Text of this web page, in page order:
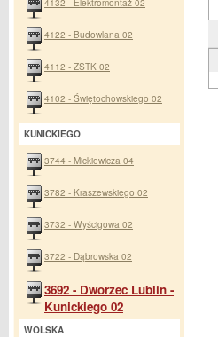
4122 - Budowlana 02
4112 - ZSTK 02
4102 - Świętochowskiego 02
KUNICKIEGO
3744 - Mickiewicza 04
3782 - Kraszewskiego 02
3732 - Wyścigowa 02
3722 - Dąbrowska 02
3692 - Dworzec Lublin -
Kunickiego 02
WOLSKA